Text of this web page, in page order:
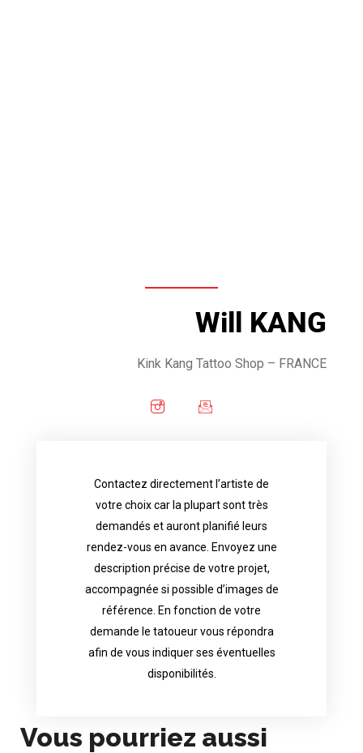
Will KANG
Kink Kang Tattoo Shop – FRANCE
Contactez directement l’artiste de
votre choix car la plupart sont très
demandés et auront planifié leurs
rendez-vous en avance. Envoyez une
description précise de votre projet,
accompagnée si possible d’images de
référence. En fonction de votre
demande le tatoueur vous répondra
afin de vous indiquer ses éventuelles
disponibilités.
Contact directly the artist of your
choice because most are in great
appointments in advance. Send an
accurate description of your project, if
possible attached with reference
images. Depending your request, the
tattoo artist will answer to tell you his
Vous pourriez aussi